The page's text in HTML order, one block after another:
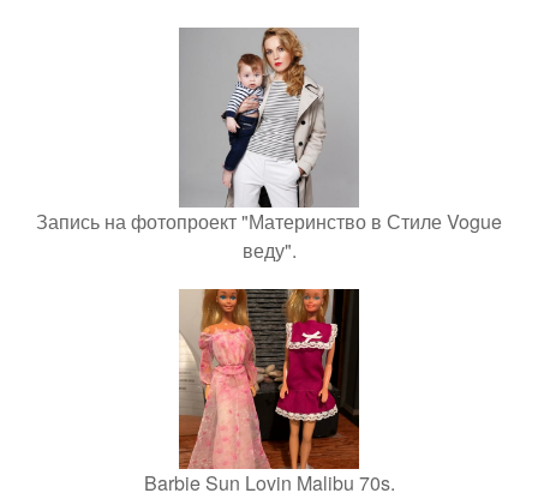
Запись на фотопроект "Материнство в Стиле Vogue
веду".
Barbie Sun Lovin Malibu 70s.